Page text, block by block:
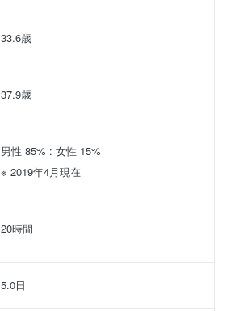
33.6歳
37.9歳
男性 85% : 女性 15%
※ 2019年4月現在
20時間
5.0日